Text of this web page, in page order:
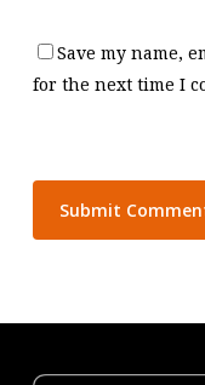
Save my name,
for the next time I